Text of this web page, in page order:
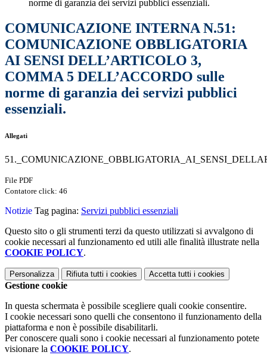
norme di garanzia dei servizi pubblici essenziali.
COMUNICAZIONE INTERNA N.51:
COMUNICAZIONE OBBLIGATORIA
AI SENSI DELL’ARTICOLO 3,
COMMA 5 DELL’ACCORDO sulle
norme di garanzia dei servizi pubblici
essenziali.
Allegati
File PDF
Contatore click: 46
Notizie Tag pagina: Servizi pubblici essenziali
Questo sito o gli strumenti terzi da questo utilizzati si avvalgono di
cookie necessari al funzionamento ed utili alle finalità illustrate nella
COOKIE POLICY.
Personalizza Rifiuta tutti i cookies Accetta tutti i cookies
Gestione cookie
In questa schermata è possibile scegliere quali cookie consentire.
I cookie necessari sono quelli che consentono il funzionamento della
piattaforma e non è possibile disabilitarli.
Per conoscere quali sono i cookie necessari al funzionamento potete
visionare la COOKIE POLICY.